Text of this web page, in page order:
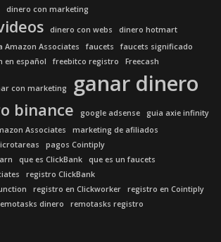
dinero con marketing
dinero con webs
dinero hotmart
Amazon Associates faucets
faucets significado
en español freebitco registro Freecash
con marketing ganar dinero
binance google adsense
guia axie infinity
Associates
marketing de afiliados
pagos Cointiply
que es ClickBank
que es un faucets
registro ClickBank
registro en Clickworker
registro en Cointiply
dinero remotasks registro